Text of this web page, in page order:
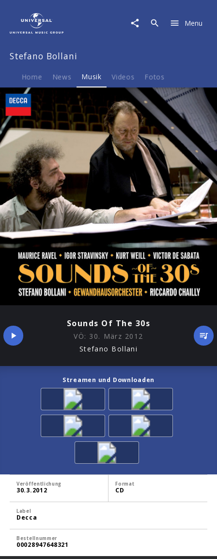
Musik
Sounds
30s
Menu
Stefano Bollani
Home News Musik Videos Fotos
Sounds Of The 30s
VÖ: 30. März 2012
Stefano Bollani
Streamen und Downloaden
Veröffentlichung
30.3.2012
Format
CD
Label
Decca
Bestellnummer
00028947648321